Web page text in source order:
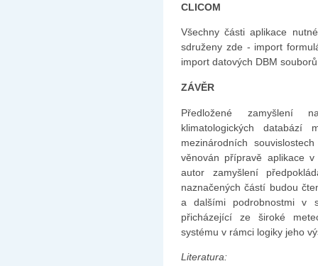
CLICOM
Všechny části aplikace
sdruženy zde - import
import datových DBM
ZÁVĚR
Předložené zamyšlení
klimatologických
mezinárodních
věnován přípravě aplikace
autor zamyšlení
naznačených částí budou
a dalšími podrobnostmi v
přicházející ze široké
systému v rámci logiky jeho
Literatura: